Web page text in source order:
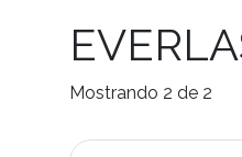
Mostrando 2 de 2